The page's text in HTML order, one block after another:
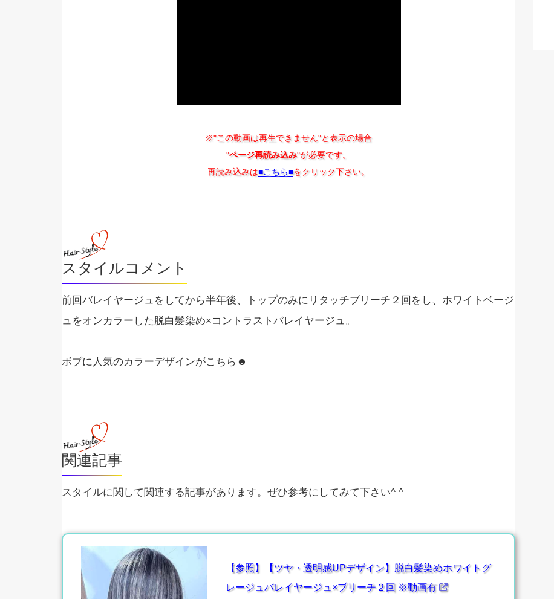
※"この動画は再生できません"と表示の場合
"ページ再読み込み"が必要です。
再読み込みは■こちら■をクリック下さい。
スタイルコメント
前回バレイヤージュをしてから半年後、トップのみにリタッチブリーチ２回をし、ホワイトベージ
ュをオンカラーした脱白髪染め×コントラストバレイヤージュ。
ボブに人気のカラーデザインがこちら☻
関連記事
スタイルに関して関連する記事があります。ぜひ参考にしてみて下さい^ ^
【参照】【ツヤ・透明感UPデザイン】脱白髪染めホワイトグ
レージュバレイヤージュ×ブリーチ２回 ※動画有